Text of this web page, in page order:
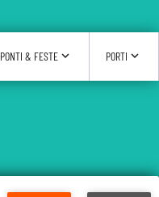
PONTI & FESTE expand_more PORTI expand_more